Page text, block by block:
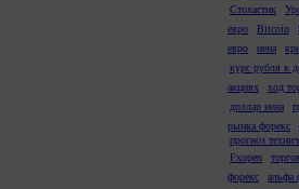
Стохастик
евро
Bitcoin
евро
иена
курс рубля к
акциях
ход
доллар иена
рынка форекс
прогноз
Fxopen
форекс
альфа